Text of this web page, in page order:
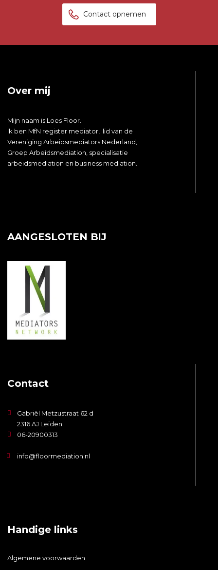
Contact opnemen
Over mij
Mijn naam is Loes Floor.
Ik ben MfN register mediator, lid van de
Vereniging Arbeidsmediators Nederland,
Groep Arbeidsmediation, specialisatie
arbeidsmediation en business mediation.
AANGESLOTEN BIJ
Contact
Gabriël Metzustraat 62 d
2316 AJ Leiden
06-20900313
info@floormediation.nl
Handige links
Algemene voorwaarden